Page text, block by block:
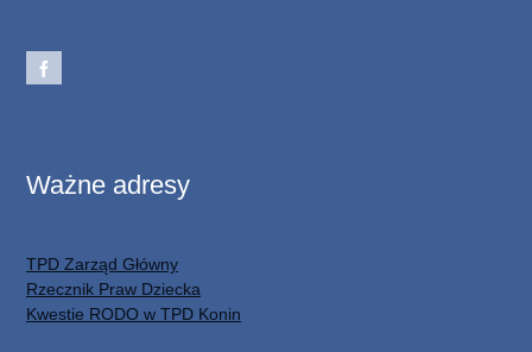
Ważne adresy
TPD Zarząd Główny
Rzecznik Praw Dziecka
Kwestie RODO w TPD Konin